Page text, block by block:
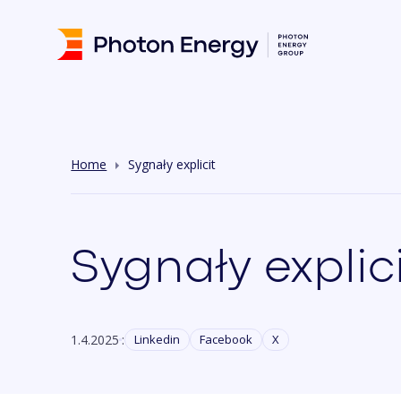
Home Sygnały explicit
Sygnały
1.4.2025 : Linkedin Facebook X